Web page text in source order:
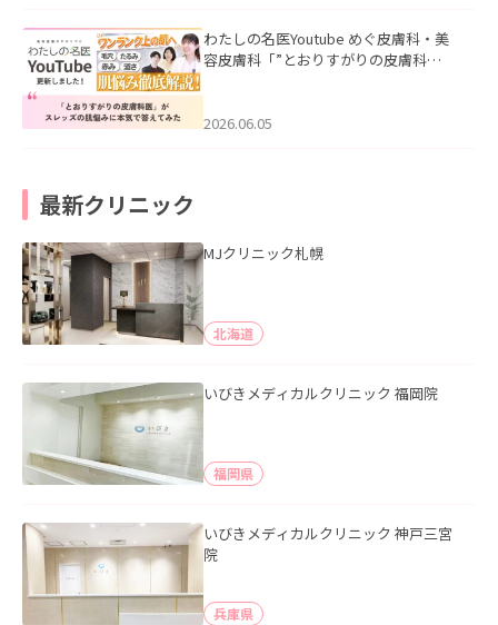
わたしの名医Youtube めぐ皮膚科・美
容皮膚科「”とおりすがりの皮膚科
2026.06.05
最新クリニック
MJクリニック札幌
北海道
いびきメディカルクリニック 福岡院
福岡県
いびきメディカルクリニック 神戸三宮
院
兵庫県